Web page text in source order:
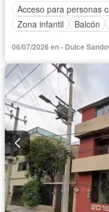
Acceso para personas
Zona infantil
Balcón
Estacionamiento
Recámara con closet
Zonas verdes
06/07/2026 en - Dulce